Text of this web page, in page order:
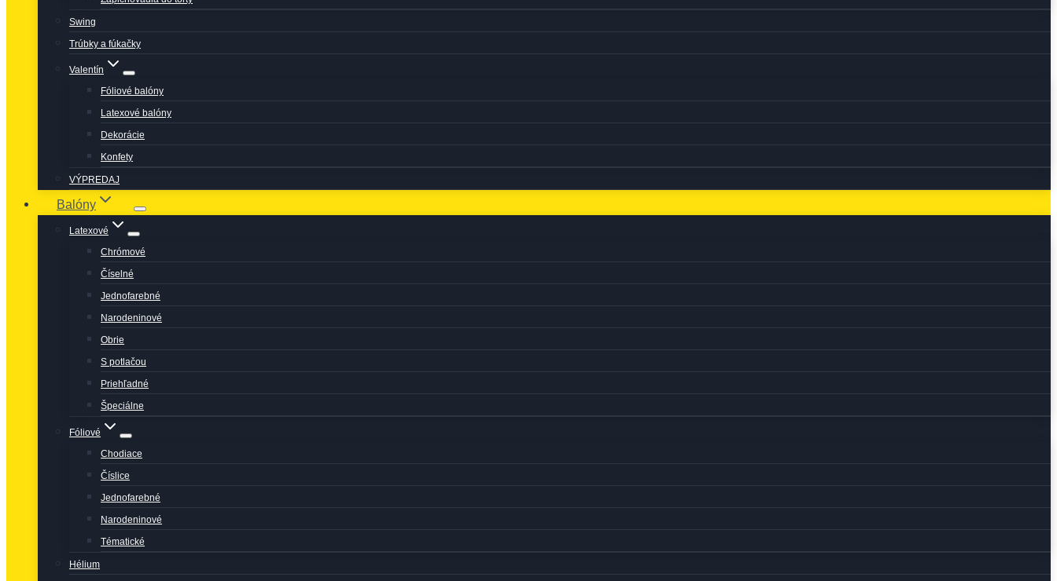
Swing
Trúbky a fúkačky
Valentín
Fóliové balóny
Latexové balóny
Dekorácie
Konfety
VÝPREDAJ
Balóny
Latexové
Chrómové
Číselné
Jednofarebné
Narodeninové
Obrie
S potlačou
Priehľadné
Špeciálne
Fóliové
Chodiace
Číslice
Jednofarebné
Narodeninové
Tématické
Hélium